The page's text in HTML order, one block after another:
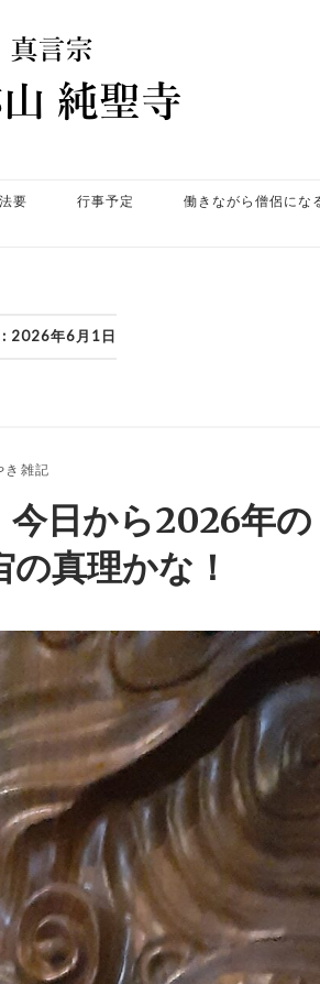
要 行事予定
働きながら僧侶にな
2026年6月1日
雑記
今日から2026年の
真理かな！